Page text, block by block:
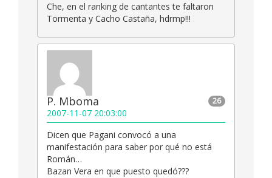
Che, en el ranking de cantantes te faltaron
Tormenta y Cacho Castaña, hdrmp!!!
26
P. Mboma
2007-11-07 20:03:00
Dicen que Pagani convocó a una
manifestación para saber por qué no está
Román…
Bazan Vera en que puesto quedó???